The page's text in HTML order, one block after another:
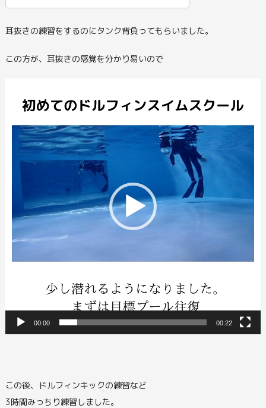
耳抜きの練習をするのにタンク背負ってもらいました。
この方が、耳抜きの感覚を分かり易いので
レ
00:00 00:22
この後、ドルフィンキックの練習など
3時間みっちり練習しました。